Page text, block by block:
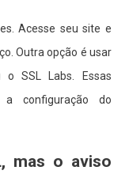
Acesse seu site e
Outra opção é usar
SSL Labs. Essas
configuração do
mas o aviso